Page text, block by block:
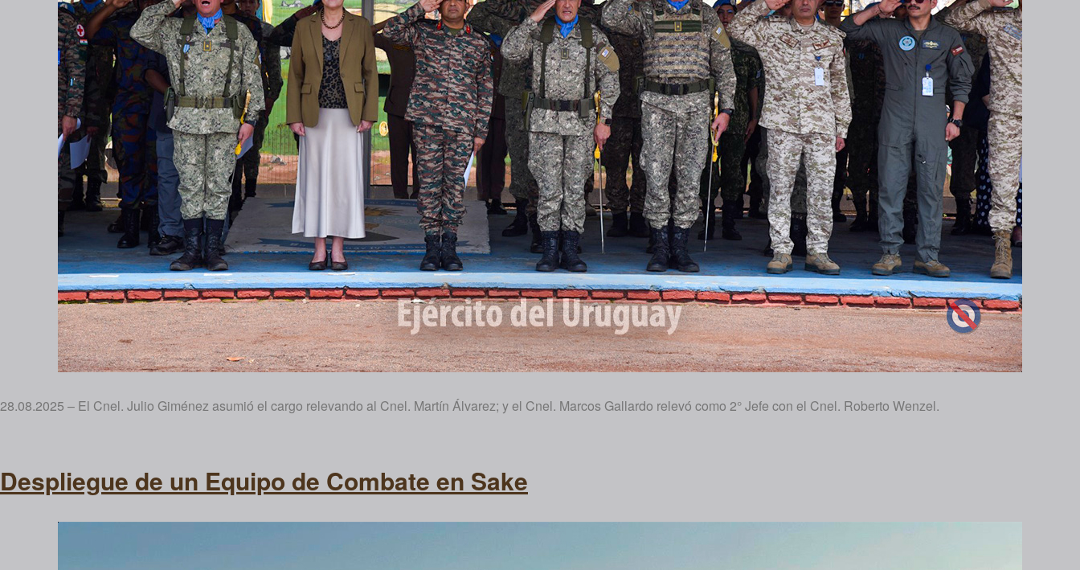
28.08.2025 – El Cnel. Julio Giménez asumió el cargo relevando al Cnel. Martín Álvarez; y el Cnel. Marcos Gallardo relevó como 2° Jefe con el Cnel. Roberto Wenzel.
Despliegue de un Equipo de Combate en Sake